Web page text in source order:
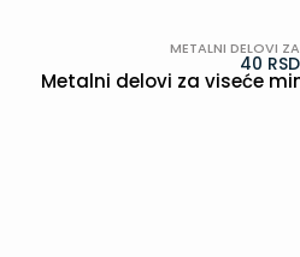
METALNI DELOVI
40 RSD
Metalni delovi za viseće